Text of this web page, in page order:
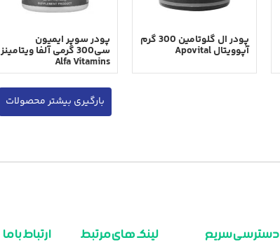
پودر ال گلوتامین 300 گرم
آپوویتال Apovital
پودر سوپر ایمیون
سی300 گرمی آلفا ویتامینز
Alfa Vitamins
بارگیری بیشتر محصولات
دسترسی سریع لینک های مرتبط ارتباط با ما